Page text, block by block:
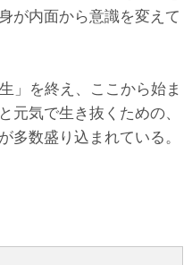
が内面から意識を変えて
」を終え、ここから始ま
元気で生き抜くための、
多数盛り込まれている。